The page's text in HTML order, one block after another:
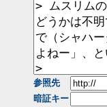
参照先
暗証キー